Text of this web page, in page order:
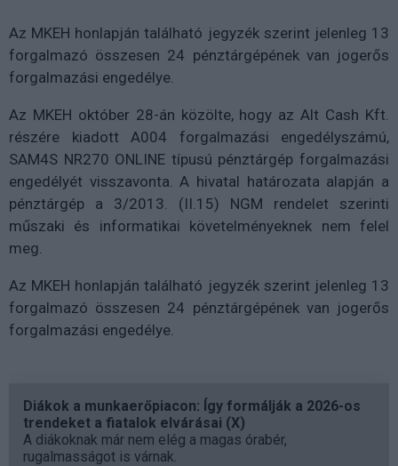
Az MKEH honlapján található jegyzék szerint jelenleg 13
forgalmazó összesen 24 pénztárgépének van jogerős
forgalmazási engedélye.
Az MKEH október 28-án közölte, hogy az Alt Cash Kft.
részére kiadott A004 forgalmazási engedélyszámú,
SAM4S NR270 ONLINE típusú pénztárgép forgalmazási
engedélyét visszavonta. A hivatal határozata alapján a
pénztárgép a 3/2013. (II.15) NGM rendelet szerinti
műszaki és informatikai követelményeknek nem felel
meg.
Az MKEH honlapján található jegyzék szerint jelenleg 13
forgalmazó összesen 24 pénztárgépének van jogerős
forgalmazási engedélye.
Diákok a munkaerőpiacon: Így formálják a 2026-os
trendeket a fiatalok elvárásai (X)
A diákoknak már nem elég a magas órabér,
rugalmasságot is várnak.